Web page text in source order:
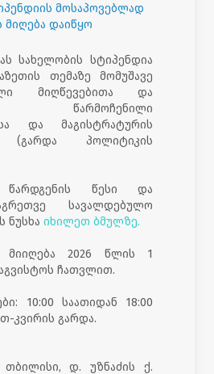
მოსაპოვებლად
მიღება დაიწყო
სახელობის სტიპენდია
თემაზე მომუშავე
მიღწევებითა და
წარმოჩენილი
და მაგისტრატურის
(გარდა პოლიტიკის
წარდგენის წესი და
სავალდებულო
ნუსხა იხილეთ ბმულზე.
მიიღება 2026 წლის 1
ჩათვლით.
10:00 საათიდან 18:00
კვირის გარდა.
თბილისი, დ. უზნაძის ქ.